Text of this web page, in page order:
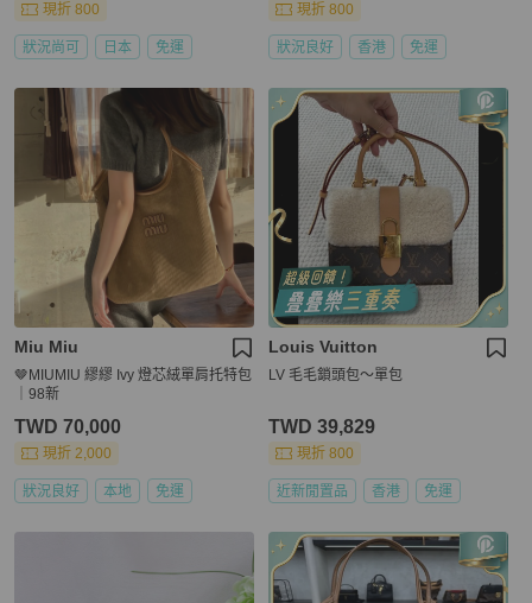
現折 800
狀況尚可 日本 免運
現折 800
狀況良好 香港 免運
Miu Miu
🤎MIUMIU 繆繆 Ivy 燈芯絨單肩托特包
｜98新
TWD 70,000
現折 2,000
狀況良好 本地 免運
Louis Vuitton
LV 毛毛鎖頭包～單包
TWD 39,829
現折 800
近新閒置品 香港 免運